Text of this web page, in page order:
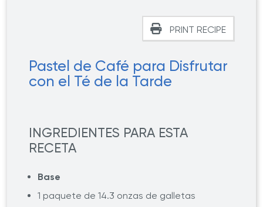
PRINT RECIPE
Pastel de Café para Disfrutar
con el Té de la Tarde
INGREDIENTES PARA ESTA
RECETA
Base
1 paquete de 14.3 onzas de galletas